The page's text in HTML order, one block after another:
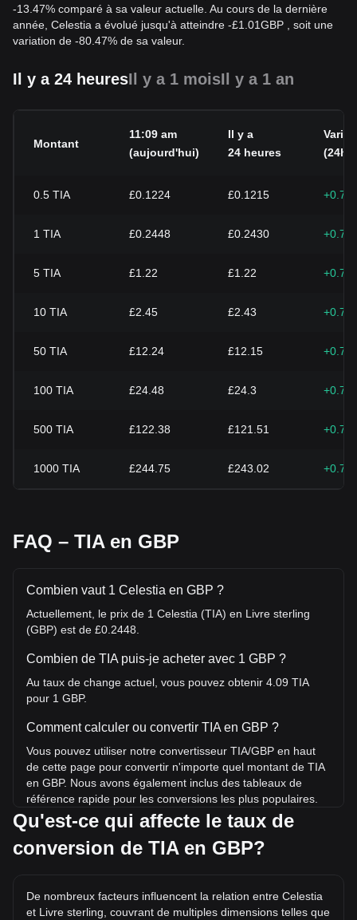
-13.47% comparé à sa valeur actuelle. Au cours de la dernière
année, Celestia a évolué jusqu'à atteindre -£1.01GBP , soit une
variation de -80.47% de sa valeur.
Il y a 24 heuresIl y a 1 moisIl y a 1 an
Montant
11:09 am
(aujourd'hui)
Il y a
24 heures
(24h)
0.5 TIA £0.1224 £0.1215
1 TIA £0.2448 £0.2430
5 TIA £1.22 £1.22
10 TIA £2.45 £2.43
50 TIA £12.24 £12.15
100 TIA £24.48 £24.3
500 TIA £122.38 £121.51
1000 TIA £244.75 £243.02
FAQ – TIA en GBP
Combien vaut 1 Celestia en GBP ?
Actuellement, le prix de 1 Celestia (TIA) en Livre sterling
(GBP) est de £0.2448.
Combien de TIA puis-je acheter avec 1 GBP ?
Au taux de change actuel, vous pouvez obtenir 4.09 TIA
pour 1 GBP.
Comment calculer ou convertir TIA en GBP ?
Vous pouvez utiliser notre convertisseur TIA/GBP en haut
de cette page pour convertir n'importe quel montant de TIA
en GBP. Nous avons également inclus des tableaux de
référence rapide pour les conversions les plus populaires.
Par exemple, 5 GBP équivalent à 20.43 TIA, tandis que
5 TIA coûtent environ 1.22GBP.
Il reste à voir si la valeur de 1 TIA/GBP dépassera le record
historique actuel.
Qu'est-ce qui affecte le taux de
conversion de TIA en GBP?
De nombreux facteurs influencent la relation entre Celestia
et Livre sterling, couvrant de multiples dimensions telles que